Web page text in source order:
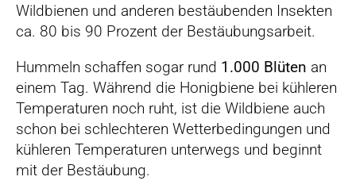
Wildbienen und anderen bestäubenden Insekten
ca. 80 bis 90 Prozent der Bestäubungsarbeit.
Hummeln schaffen sogar rund 1.000 Blüten an
einem Tag. Während die Honigbiene bei kühleren
Temperaturen noch ruht, ist die Wildbiene auch
schon bei schlechteren Wetterbedingungen und
kühleren Temperaturen unterwegs und beginnt
mit der Bestäubung.